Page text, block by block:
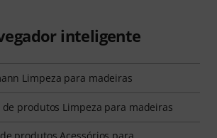
inteligente
Limpeza para madeiras
produtos Limpeza para madeiras